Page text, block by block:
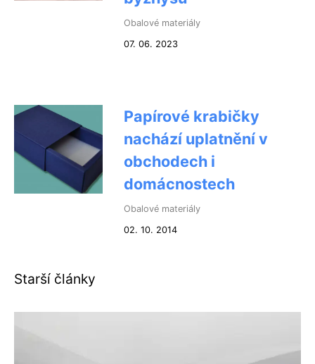
Obalové materiály
07. 06. 2023
Papírové krabičky
nachází uplatnění v
obchodech i
domácnostech
Obalové materiály
02. 10. 2014
Starší články